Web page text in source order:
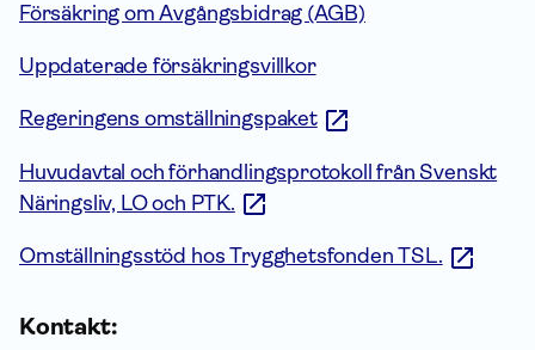
Försäkring om Avgångsbidrag (AGB)
Uppdaterade försäkringsvillkor
Regeringens omställningspaket
Huvudavtal och förhandlingsprotokoll från Svenskt
Näringsliv, LO och PTK.
Omställningsstöd hos Trygghetsfonden TSL.
Kontakt: